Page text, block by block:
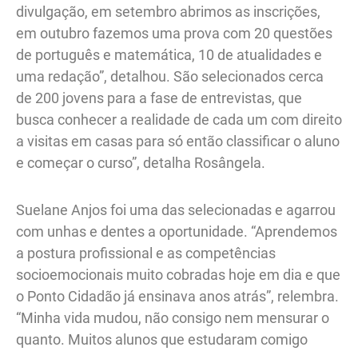
divulgação, em setembro abrimos as inscrições,
em outubro fazemos uma prova com 20 questões
de português e matemática, 10 de atualidades e
uma redação”, detalhou. São selecionados cerca
de 200 jovens para a fase de entrevistas, que
busca conhecer a realidade de cada um com direito
a visitas em casas para só então classificar o aluno
e começar o curso”, detalha Rosângela.
Suelane Anjos foi uma das selecionadas e agarrou
com unhas e dentes a oportunidade. “Aprendemos
a postura profissional e as competências
socioemocionais muito cobradas hoje em dia e que
o Ponto Cidadão já ensinava anos atrás”, relembra.
“Minha vida mudou, não consigo nem mensurar o
quanto. Muitos alunos que estudaram comigo